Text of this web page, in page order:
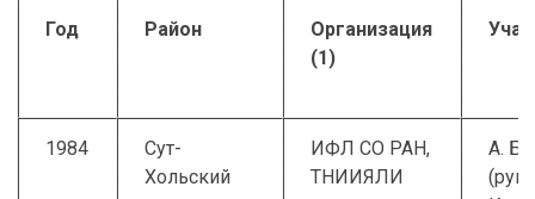
Год Район
Организация
(1)
1984
Сут-
Хольский
ИФЛ СО РАН,
ТНИИЯЛИ
А. Б.